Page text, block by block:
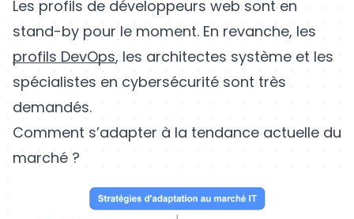
Les profils de développeurs web sont en
stand-by pour le moment. En revanche, les
profils DevOps, les architectes système et les
spécialistes en cybersécurité sont très
demandés.
Comment s’adapter à la tendance actuelle du
marché ?